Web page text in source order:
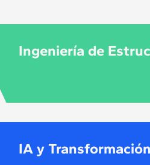
Ingeniería de
IA y